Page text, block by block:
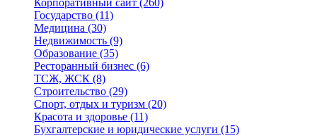
Корпоративный сайт (260)
Государство (11)
Медицина (30)
Недвижимость (9)
Образование (35)
Ресторанный бизнес (6)
ТСЖ, ЖСК (8)
Строительство (29)
Спорт, отдых и туризм (20)
Красота и здоровье (11)
Бухгалтерские и юридические услуги (15)